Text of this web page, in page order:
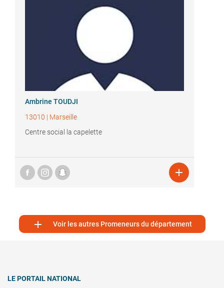
Ambrine TOUDJI
13010 | Marseille
Centre social la capelette

 Voir les autres Promeneurs du département
LE PORTAIL NATIONAL